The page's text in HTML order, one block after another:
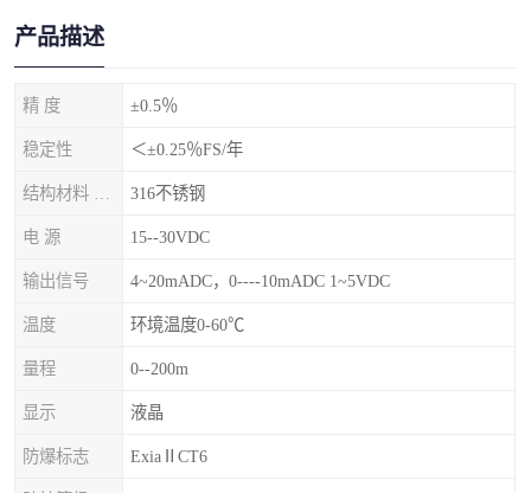
产品描述
精 度 ±0.5％
稳定性 ＜±0.25％FS/年
316不锈钢
电 源 15--30VDC
输出信号 4~20mADC，0----10mADC 1~5VDC
温度 环境温度0-60℃
量程 0--200m
显示 液晶
防爆标志 ExiaⅡCT6